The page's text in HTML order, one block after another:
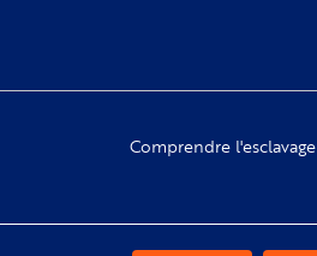
Comprendre l'esclavage